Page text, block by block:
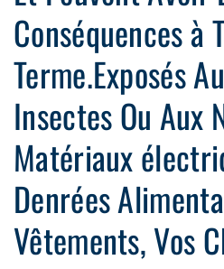
Conséquences à
Terme.Exposés
Insectes Ou Aux
Matériaux
Denrées
Vêtements, Vos